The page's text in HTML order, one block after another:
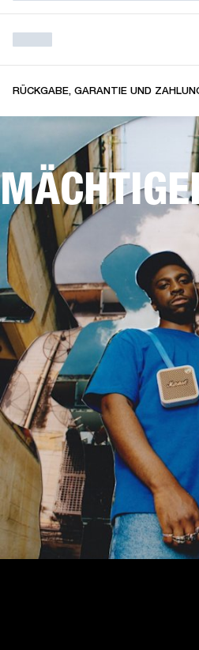
RÜCKGABE, GARANTIE UND